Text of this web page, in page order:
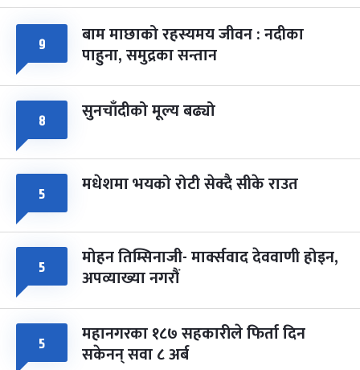
८ फागुपूर्णिमा
चैत्र ८, २०८३-Mar 22, 2027
७ महिना बाँकी
९ बाम माछाको रहस्यमय जीवन : नदीका
पाहुना, समुद्रका सन्तान
८ सुनचाँदीको मूल्य बढ्यो
५ मधेशमा भयको रोटी सेक्दै सीके राउत
५ मोहन तिम्सिनाजी- मार्क्सवाद देववाणी होइन,
अपव्याख्या नगरौं
५ महानगरका १८७ सहकारीले फिर्ता दिन
सकेनन् सवा ८ अर्ब